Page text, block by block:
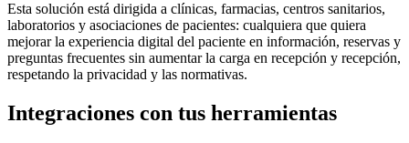
Esta solución está dirigida a clínicas, farmacias, centros sanitarios,
laboratorios y asociaciones de pacientes: cualquiera que quiera
mejorar la experiencia digital del paciente en información, reservas y
preguntas frecuentes sin aumentar la carga en recepción y recepción,
respetando la privacidad y las normativas.
Integraciones con tus herramientas